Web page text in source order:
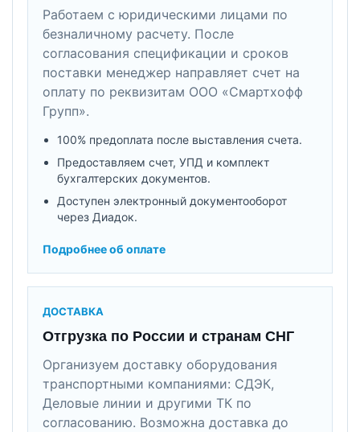
Работаем с юридическими лицами по
безналичному расчету. После
согласования спецификации и сроков
поставки менеджер направляет счет на
оплату по реквизитам ООО «Смартхофф
Групп».
100% предоплата после выставления счета.
Предоставляем счет, УПД и комплект
бухгалтерских документов.
Доступен электронный документооборот
через Диадок.
Подробнее об оплате
ДОСТАВКА
Отгрузка по России и странам СНГ
Организуем доставку оборудования
транспортными компаниями: СДЭК,
Деловые линии и другими ТК по
согласованию. Возможна доставка до